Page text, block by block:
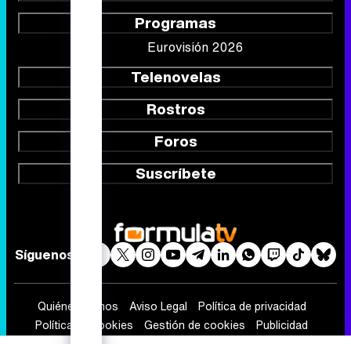
Programas
Eurovisión 2026
Telenovelas
Rostros
Foros
Suscríbete
Síguenos
Quiénes somos Aviso Legal
Política de privacidad
Política de cookies
Gestión de cookies
Publicidad